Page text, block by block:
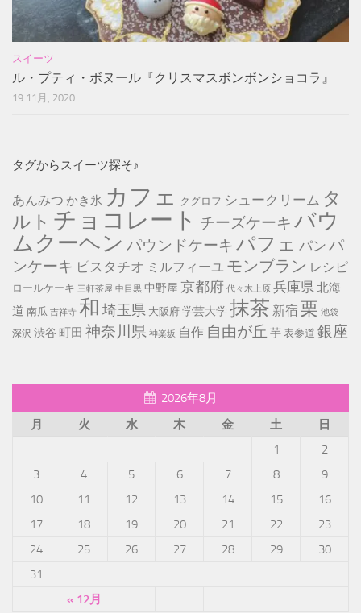
スイーツ
ル・プティ・ボヌール『クリスマスボンボンショコラ』
19 11月, 2020
タグからスイーツ探そ♪
あんみつ かき氷 カフェ クグロフ シュークリーム タ
ルト チョコレート チーズケーキ バウ
ムクーヘン パウンドケーキ パフェ パン パ
ンケーキ ピスタチオ ミルフィーユ モンブラン レシピ
ロールケーキ 三軒茶屋 中目黒 中野屋京都府 代々木上原 兵庫県北海
道 南瓜 吉祥寺 和 埼玉県 大阪府 学芸大学抹茶 新宿 栗 池袋
深沢 渋谷 町田 神奈川県 神楽坂 自作 自由が丘 芋 表参道 銀座
2026年8月
月
火 水 木 金 土 日
« 12月
1
2
3
4 5 6 7 8
9
10
11 12 13 14 15
16
17
18 19 20 21 22
23
24
25 26 27 28 29
30
31